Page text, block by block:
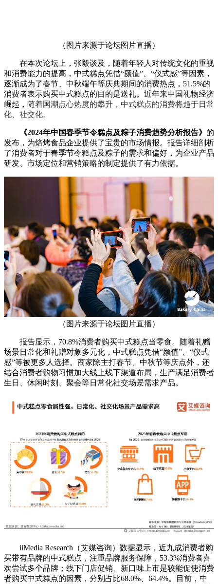
（图片来源于论坛图片直播）
在本次论坛上，张毅谈及，随着年轻人对传统文化的重视
和消费能力的提高，中式糕点凭借“颜值”、“仪式感”等因素，
逐渐成为了春节、中秋端午等庆典期间的消费热点，51.5%的
消费者表示购买中式糕点的目的是送礼。近年来中国礼物经济
崛起， 随着国潮点心热度的攀升，中式糕点的消费将趋于日常
化、社交化。
《2024年中国春季节令糕点及粽子消费趋势分析报告》 的
发布，为焙烤食品企业提供了宝贵的市场情报。报告详细剖析
了消费者对于春季节令糕点及粽子的需求和偏好，为企业产品
研发、市场定位和营销策略的制定提供了有力依据。
（图片来源于论坛图片直播）
报告显示，70.8%消费者购买中式糕点当零食。随着礼赠
场景日常化和礼赠对象多元化，中式糕点凭借“颜值”、“仪式
感”等被更多人选择。商家除主打春节、中秋节等庆点外，还
结合消费者购物习惯加大线上线下渠道布局，生产满足消费者
生日、休闲时刻、聚会等日常化社交场景需求产品。
iiMedia Research（艾媒咨询）数据显示，近九成消费者购
买带有品牌的中式糕点，注重品牌服务保障，53.3%消费者喜
欢尝试多个品牌；线下门店促销、新口味上市是较能促使消费
者购买中式糕点的因素，分别占比68.0%、64.4%。目前，中